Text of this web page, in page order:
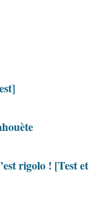
rigolo ! [Test et